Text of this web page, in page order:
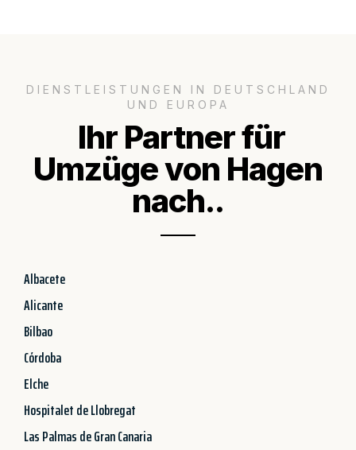
DIENSTLEISTUNGEN IN DEUTSCHLAND
UND EUROPA
Ihr Partner für
Umzüge von Hagen
nach..
Albacete
Alicante
Bilbao
Córdoba
Elche
Hospitalet de Llobregat
Las Palmas de Gran Canaria